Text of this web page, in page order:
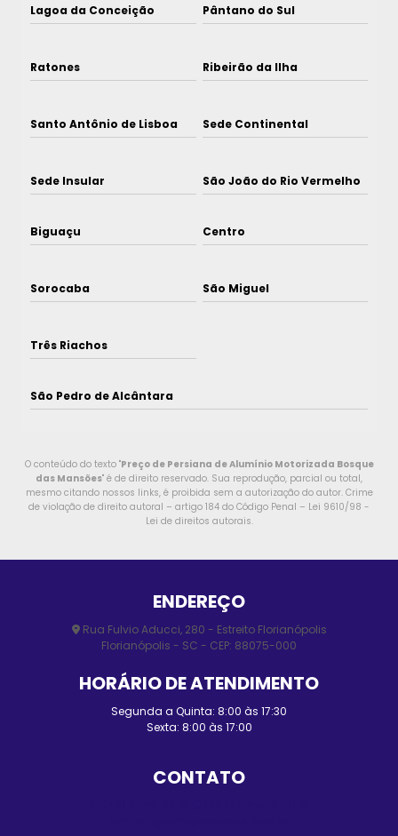
Lagoa da Conceição Pântano do Sul
Ratones Ribeirão da Ilha
Santo Antônio de Lisboa Sede Continental
Sede Insular São João do Rio Vermelho
Biguaçu Centro
Sorocaba São Miguel
Três Riachos
São Pedro de Alcântara
O conteúdo do texto "Preço de Persiana de Alumínio Motorizada Bosque
das Mansões" é de direito reservado. Sua reprodução, parcial ou total,
mesmo citando nossos links, é proibida sem a autorização do autor. Crime
de violação de direito autoral – artigo 184 do Código Penal – Lei 9610/98 -
Lei de direitos autorais.
ENDEREÇO
Rua Fulvio Aducci, 280 - Estreito Florianópolis
Florianópolis - SC - CEP: 88075-000
HORÁRIO DE ATENDIMENTO
Segunda a Quinta: 8:00 às 17:30
Sexta: 8:00 às 17:00
CONTATO